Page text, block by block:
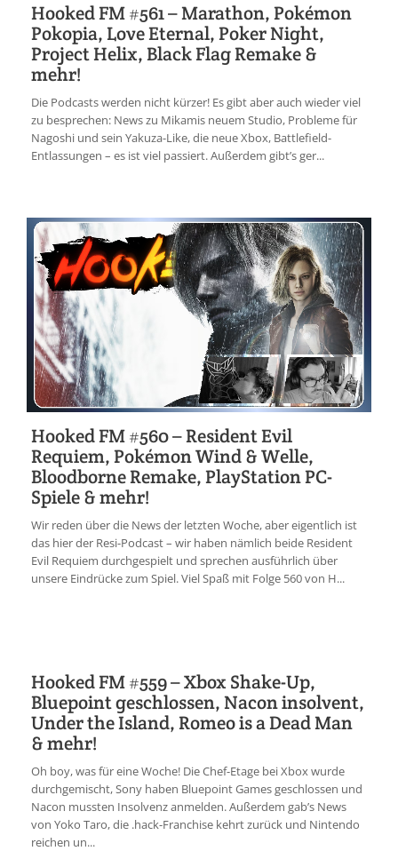
Hooked FM #561 – Marathon, Pokémon
Pokopia, Love Eternal, Poker Night,
Project Helix, Black Flag Remake &
mehr!
Die Podcasts werden nicht kürzer! Es gibt aber auch wieder viel
zu besprechen: News zu Mikamis neuem Studio, Probleme für
Nagoshi und sein Yakuza-Like, die neue Xbox, Battlefield-
Entlassungen – es ist viel passiert. Außerdem gibt’s ger...
Hooked FM #560 – Resident Evil
Requiem, Pokémon Wind & Welle,
Bloodborne Remake, PlayStation PC-
Spiele & mehr!
Wir reden über die News der letzten Woche, aber eigentlich ist
das hier der Resi-Podcast – wir haben nämlich beide Resident
Evil Requiem durchgespielt und sprechen ausführlich über
unsere Eindrücke zum Spiel. Viel Spaß mit Folge 560 von H...
Hooked FM #559 – Xbox Shake-Up,
Bluepoint geschlossen, Nacon insolvent,
Under the Island, Romeo is a Dead Man
& mehr!
Oh boy, was für eine Woche! Die Chef-Etage bei Xbox wurde
durchgemischt, Sony haben Bluepoint Games geschlossen und
Nacon mussten Insolvenz anmelden. Außerdem gab’s News
von Yoko Taro, die .hack-Franchise kehrt zurück und Nintendo
reichen un...